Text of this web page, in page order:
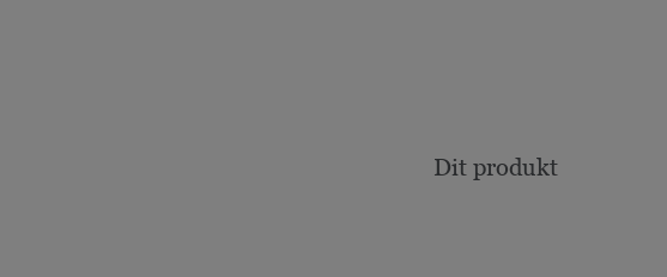
Dit produkt